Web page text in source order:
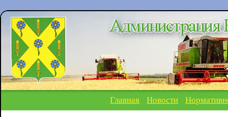
Главная Новости